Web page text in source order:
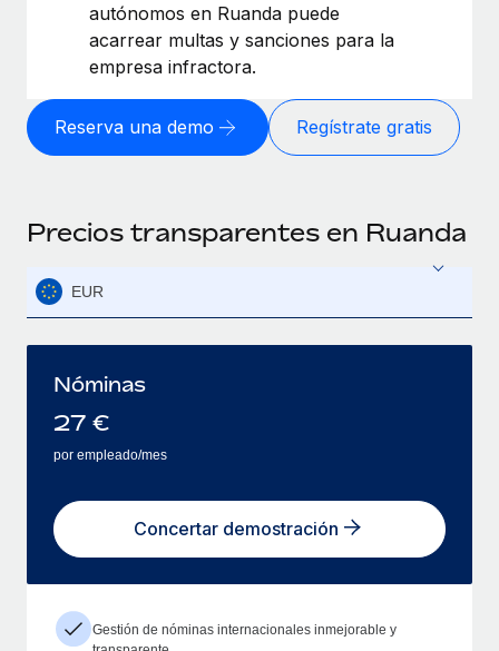
autónomos en Ruanda puede
acarrear multas y sanciones para la
empresa infractora.
Reserva una demo Regístrate gratis
Precios transparentes en Ruanda
EUR
Nóminas
27 €
por empleado/mes
Concertar demostración
Gestión de nóminas internacionales inmejorable y